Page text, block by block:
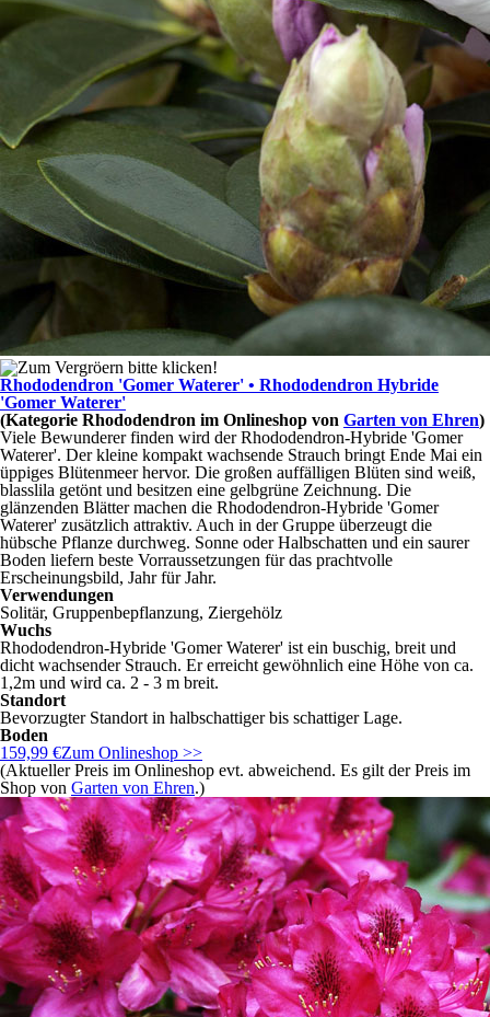
Rhododendron 'Gomer Waterer' • Rhododendron Hybride
'Gomer Waterer'
(Kategorie Rhododendron im Onlineshop von Garten von Ehren)
Viele Bewunderer finden wird der Rhododendron-Hybride 'Gomer
Waterer'. Der kleine kompakt wachsende Strauch bringt Ende Mai ein
üppiges Blütenmeer hervor. Die großen auffälligen Blüten sind weiß,
blasslila getönt und besitzen eine gelbgrüne Zeichnung. Die
glänzenden Blätter machen die Rhododendron-Hybride 'Gomer
Waterer' zusätzlich attraktiv. Auch in der Gruppe überzeugt die
hübsche Pflanze durchweg. Sonne oder Halbschatten und ein saurer
Boden liefern beste Vorraussetzungen für das prachtvolle
Erscheinungsbild, Jahr für Jahr.
Verwendungen
Solitär, Gruppenbepflanzung, Ziergehölz
Wuchs
Rhododendron-Hybride 'Gomer Waterer' ist ein buschig, breit und
dicht wachsender Strauch. Er erreicht gewöhnlich eine Höhe von ca.
1,2m und wird ca. 2 - 3 m breit.
Standort
Bevorzugter Standort in halbschattiger bis schattiger Lage.
Boden
159,99 €Zum Onlineshop >>
(Aktueller Preis im Onlineshop evt. abweichend. Es gilt der Preis im
Shop von Garten von Ehren.)